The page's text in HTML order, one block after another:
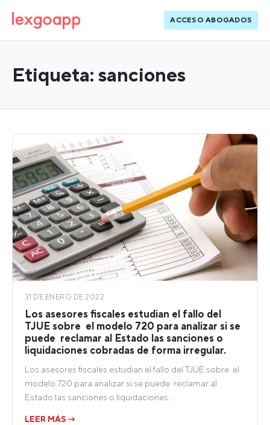
ACCESO ABOGADOS
Etiqueta: sanciones
31 DE ENERO DE 2022
Los asesores fiscales estudian el fallo del
TJUE sobre el modelo 720 para analizar si se
puede reclamar al Estado las sanciones o
liquidaciones cobradas de forma irregular.
Los asesores fiscales estudian el fallo del TJUE sobre el
modelo 720 para analizar si se puede reclamar al
Estado las sanciones o liquidaciones…
LEER MÁS →